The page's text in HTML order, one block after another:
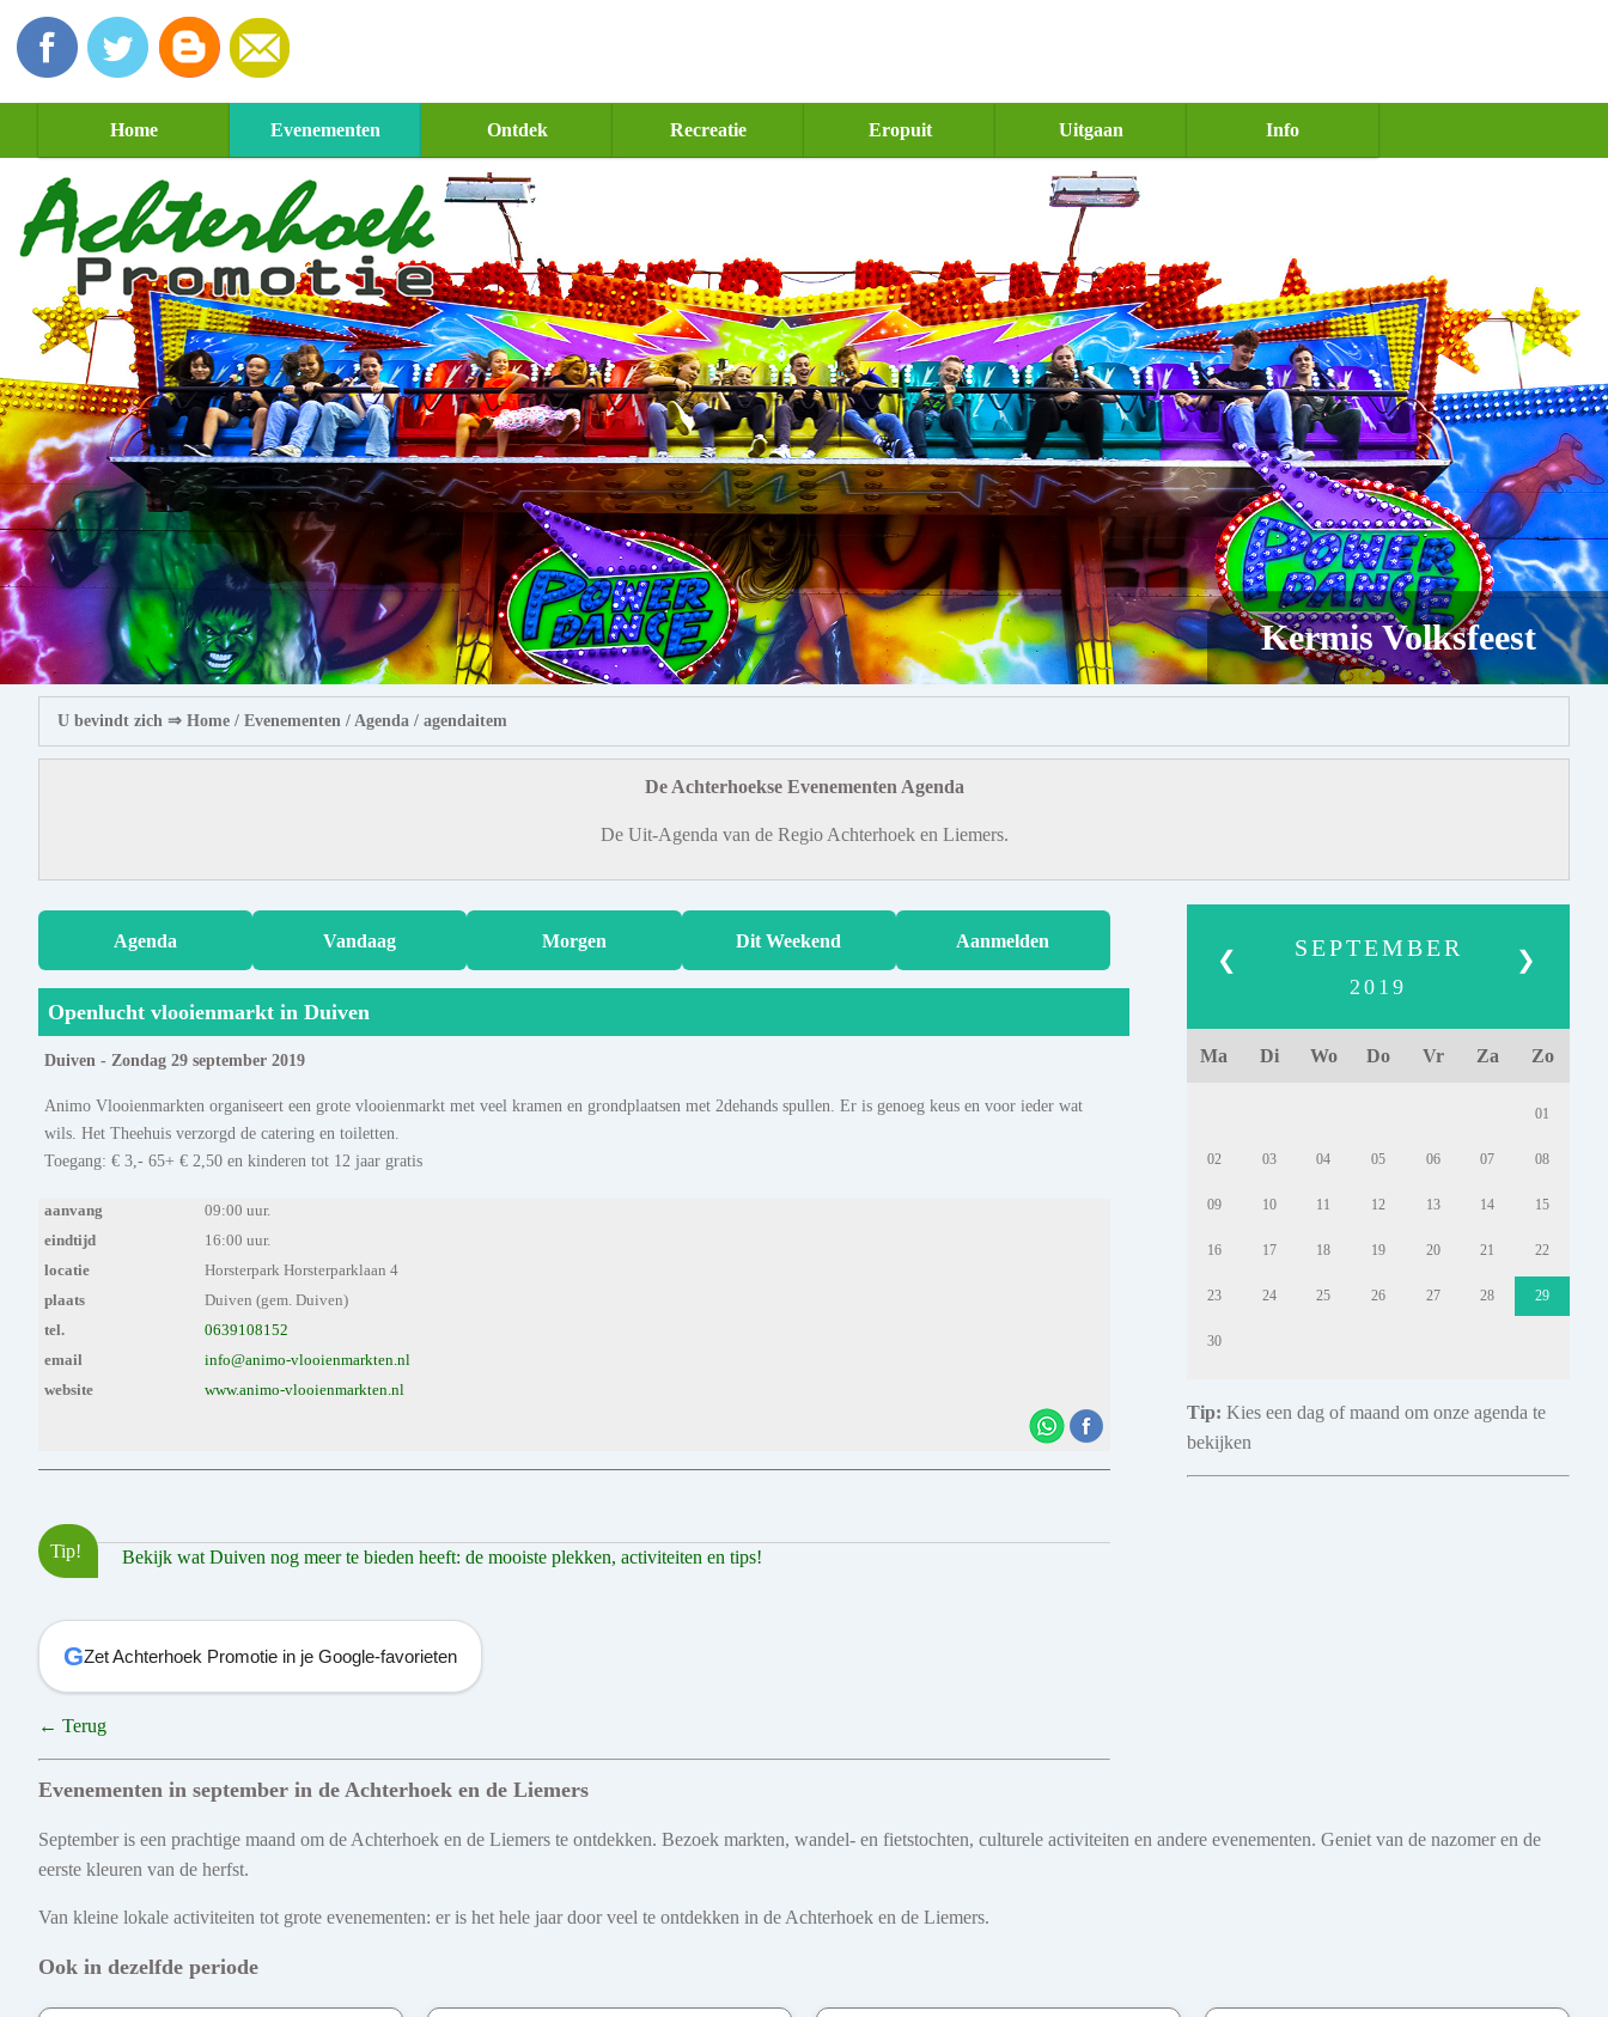
Home Evenementen Ontdek Recreatie Eropuit Uitgaan Info
Kermis Volksfeest
U bevindt zich ⇒ Home / Evenementen / Agenda / agendaitem
De Achterhoekse Evenementen Agenda
De Uit-Agenda van de Regio Achterhoek en Liemers.
Agenda Vandaag Morgen Dit Weekend Aanmelden
Openlucht vlooienmarkt in Duiven
Duiven - Zondag 29 september 2019
Animo Vlooienmarkten organiseert een grote vlooienmarkt met veel kramen en grondplaatsen met 2dehands spullen. Er is genoeg keus en voor ieder wat
wils. Het Theehuis verzorgd de catering en toiletten.
Toegang: € 3,- 65+ € 2,50 en kinderen tot 12 jaar gratis
aanvang
09:00 uur.
eindtijd
16:00 uur.
locatie
Horsterpark Horsterparklaan 4
plaats
Duiven (gem. Duiven)
tel.
0639108152
email
info@animo-vlooienmarkten.nl
website
www.animo-vlooienmarkten.nl
Tip! Bekijk wat Duiven nog meer te bieden heeft: de mooiste plekken, activiteiten en tips!
GZet Achterhoek Promotie in je Google-favorieten
← Terug
❮ ❯
SEPTEMBER
2019
Ma Di Wo Do Vr Za Zo
01
02 03 04 05 06 07 08
09 10 11 12 13 14 15
16 17 18 19 20 21 22
23 24 25 26 27 28 29
30
Tip: Kies een dag of maand om onze agenda te
bekijken
Evenementen in september in de Achterhoek en de Liemers
September is een prachtige maand om de Achterhoek en de Liemers te ontdekken. Bezoek markten, wandel- en fietstochten, culturele activiteiten en andere evenementen. Geniet van de nazomer en de
eerste kleuren van de herfst.
Van kleine lokale activiteiten tot grote evenementen: er is het hele jaar door veel te ontdekken in de Achterhoek en de Liemers.
Ook in dezelfde periode